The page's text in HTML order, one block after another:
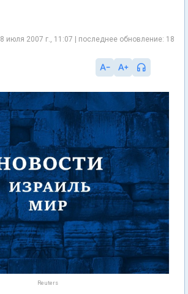
июля 2007 г., 11:07 | последнее обновление: 18
Reuters